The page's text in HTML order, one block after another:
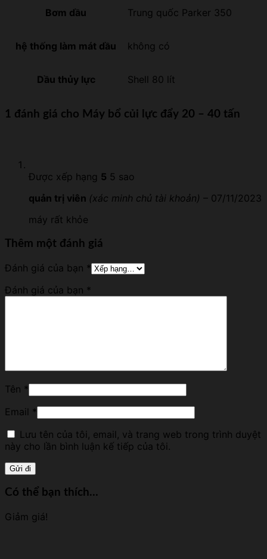
Bơm dầu Trung quốc Parker 350
hệ thống làm mát dầu không có
Dầu thủy lực Shell 80 lít
1 đánh giá cho Máy bổ củi lực đẩy 20 – 40 tấn
Được xếp hạng 5 5 sao
quản trị viên (xác minh chủ tài khoản) – 07/11/2023
máy rất khỏe
Thêm một đánh giá
Đánh giá của bạn *
Đánh giá của bạn *
Tên *
Email *
Lưu tên của tôi, email, và trang web trong trình duyệt
này cho lần bình luận kế tiếp của tôi.
Có thể bạn thích…
Giảm giá!